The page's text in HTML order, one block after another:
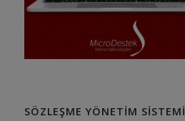
SÖZLEŞME YÖNETIM SISTEMI